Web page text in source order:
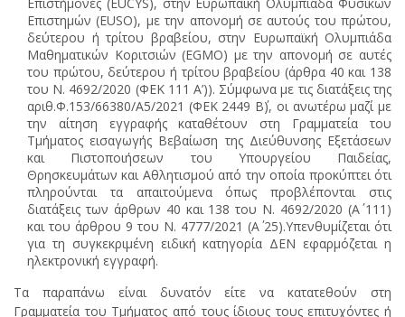
Επιστημών (EUSO), με την απονομή σε αυτούς του πρώτου,
δεύτερου ή τρίτου βραβείου, στην Ευρωπαϊκή Ολυμπιάδα
Μαθηματικών Κοριτσιών (EGMO) με την απονομή σε αυτές
του πρώτου, δεύτερου ή τρίτου βραβείου (άρθρα 40 και 138
του Ν. 4692/2020 (ΦΕΚ 111 Α’)). Σύμφωνα με τις διατάξεις της
αριθ.Φ.153/66380/Α5/2021 (ΦΕΚ 2449 Β΄), οι ανωτέρω μαζί με
την αίτηση εγγραφής καταθέτουν στη Γραμματεία του
Τμήματος εισαγωγής Βεβαίωση της Διεύθυνσης Εξετάσεων
και Πιστοποιήσεων του Υπουργείου Παιδείας,
Θρησκευμάτων και Αθλητισμού από την οποία προκύπτει ότι
πληρούνται τα απαιτούμενα όπως προβλέπονται στις
διατάξεις των άρθρων 40 και 138 του Ν. 4692/2020 (Α΄ 111)
και του άρθρου 9 του Ν. 4777/2021 (Α΄ 25).Υπενθυμίζεται ότι
για τη συγκεκριμένη ειδική κατηγορία ΔΕΝ εφαρμόζεται η
ηλεκτρονική εγγραφή.
Τα παραπάνω είναι δυνατόν είτε να κατατεθούν στη
Γραμματεία του Τμήματος από τους ίδιους τους επιτυχόντες ή